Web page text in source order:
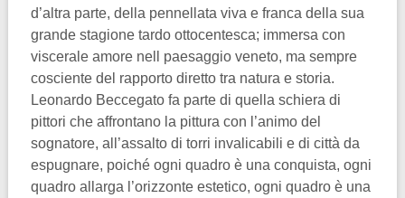
d’altra parte, della pennellata viva e franca della sua
grande stagione tardo ottocentesca; immersa con
viscerale amore nell paesaggio veneto, ma sempre
cosciente del rapporto diretto tra natura e storia.
Leonardo Beccegato fa parte di quella schiera di
pittori che affrontano la pittura con l’animo del
sognatore, all’assalto di torri invalicabili e di città da
espugnare, poiché ogni quadro è una conquista, ogni
quadro allarga l’orizzonte estetico, ogni quadro è una